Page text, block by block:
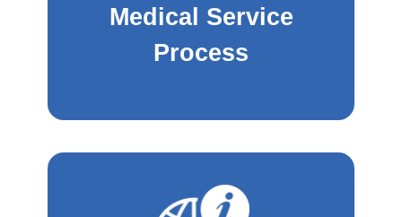
Medical Service
Process